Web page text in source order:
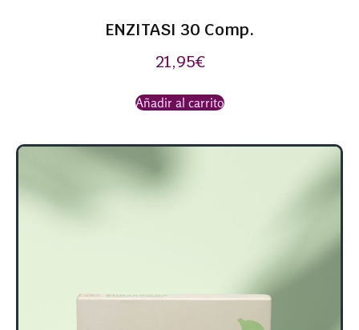
ENZITASI 30 Comp.
21,95€
Añadir al carrito